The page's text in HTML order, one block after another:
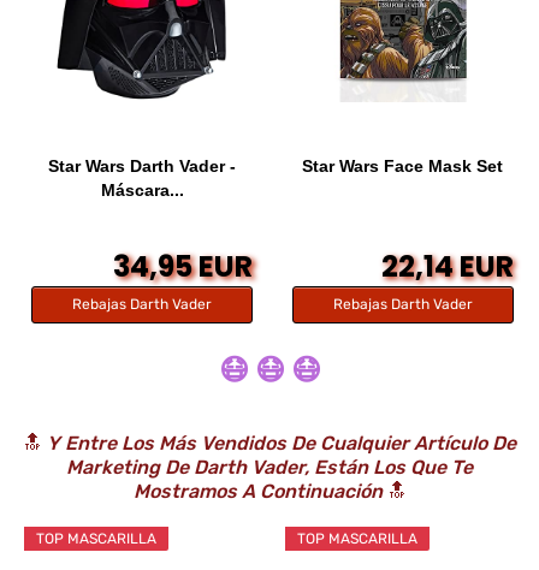
Star Wars Darth Vader -
Máscara...
34,95 EUR
Rebajas Darth Vader
Star Wars Face Mask Set
22,14 EUR
Rebajas Darth Vader
😷 😷 😷
🔝 Y Entre Los Más Vendidos De Cualquier Artículo De
Marketing De Darth Vader, Están Los Que Te
Mostramos A Continuación🔝
TOP MASCARILLA TOP MASCARILLA